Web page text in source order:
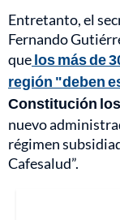
Entretanto, el
Fernando
quelos más de
región "deben
Constitución
nuevo
régimen
Cafesalud”.